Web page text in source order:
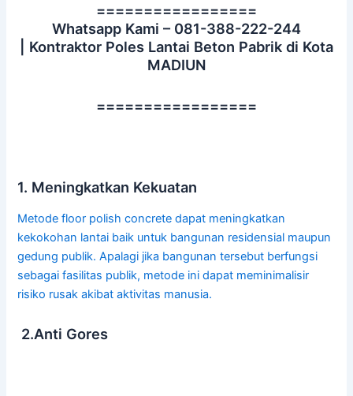
=================
Whatsapp Kami – 081-388-222-244
| Kontraktor Poles Lantai Beton Pabrik di Kota
MADIUN
=================
1. Meningkatkan Kekuatan
Metode floor polish concrete dapat meningkatkan
kekokohan lantai baik untuk bangunan residensial maupun
gedung publik. Apalagi jika bangunan tersebut berfungsi
sebagai fasilitas publik, metode ini dapat meminimalisir
risiko rusak akibat aktivitas manusia.
2.Anti Gores